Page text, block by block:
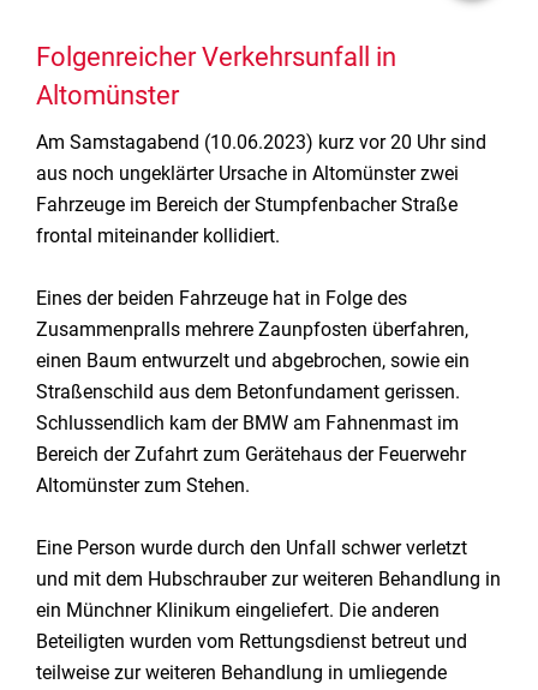
Folgenreicher Verkehrsunfall in
Altomünster
Am Samstagabend (10.06.2023) kurz vor 20 Uhr sind
aus noch ungeklärter Ursache in Altomünster zwei
Fahrzeuge im Bereich der Stumpfenbacher Straße
frontal miteinander kollidiert.
Eines der beiden Fahrzeuge hat in Folge des
Zusammenpralls mehrere Zaunpfosten überfahren,
einen Baum entwurzelt und abgebrochen, sowie ein
Straßenschild aus dem Betonfundament gerissen.
Schlussendlich kam der BMW am Fahnenmast im
Bereich der Zufahrt zum Gerätehaus der Feuerwehr
Altomünster zum Stehen.
Eine Person wurde durch den Unfall schwer verletzt
und mit dem Hubschrauber zur weiteren Behandlung in
ein Münchner Klinikum eingeliefert. Die anderen
Beteiligten wurden vom Rettungsdienst betreut und
teilweise zur weiteren Behandlung in umliegende